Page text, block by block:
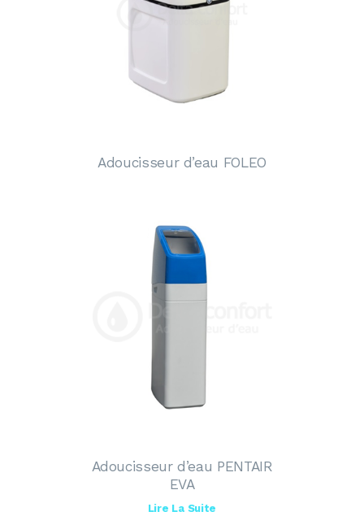
Adoucisseur d’eau FOLEO
Adoucisseur d’eau PENTAIR
EVA
Lire La Suite